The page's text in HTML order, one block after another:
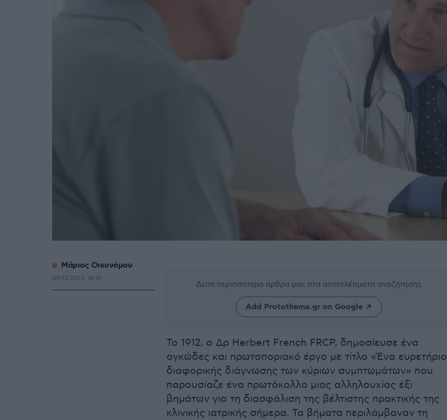
Δείτε περισσότερα άρθρα μας στα αποτελέσματα αναζήτησης
Add Protothema.gr on Google
Το 1912, ο Δρ Herbert French FRCP, δημοσίευσε ένα
ογκώδες και πρωτοποριακό έργο με τίτλο «Ένα ευρετήριο
διαφορικής διάγνωσης των κύριων συμπτωμάτων» που
παρουσίαζε ένα πρωτόκολλο μιας αλληλουχίας έξι
βημάτων για τη διασφάλιση της βέλτιστης πρακτικής της
κλινικής ιατρικής σήμερα. Τα βήματα περιλάμβαναν τη
Μάριος Οικονόμου
09.03.2023, 16:10